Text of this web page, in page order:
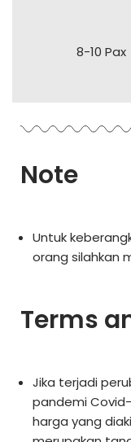
8-10 Pax
Note
Untuk
orang silahkan
Terms
Jika terjadi
pandemi
harga yang